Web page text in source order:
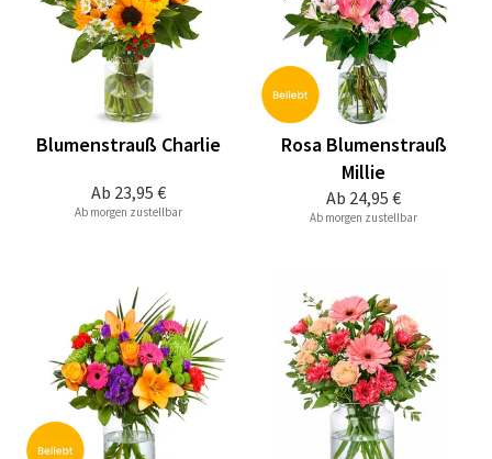
Ab 23,95 €
Blumenstrauß Charlie
Ab morgen zustellbar
Ab 24,95 €
Rosa Blumenstrauß
Millie
Ab morgen zustellbar